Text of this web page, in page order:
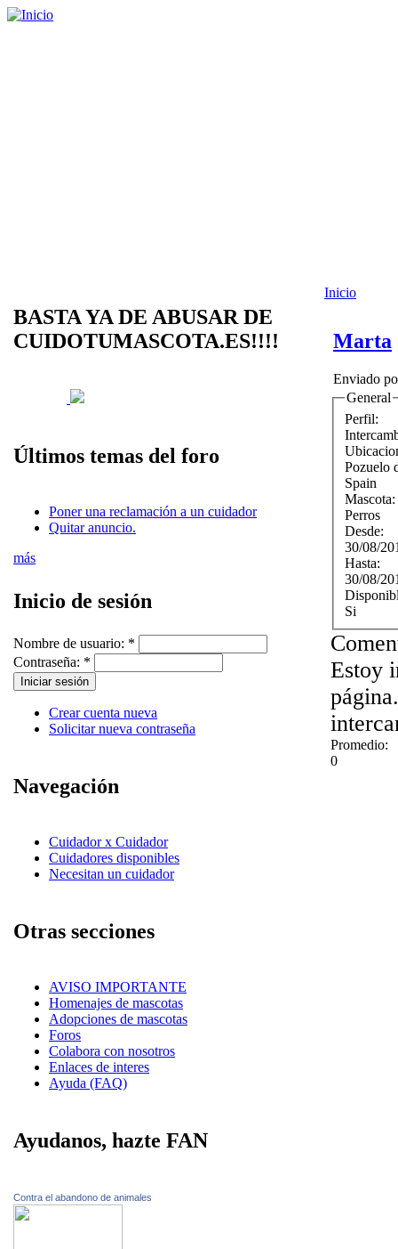
BASTA YA DE ABUSAR DE
CUIDOTUMASCOTA.ES!!!!
Últimos temas del foro
Poner una reclamación a un cuidador
Quitar anuncio.
más
Inicio de sesión
Nombre de usuario: *
Contraseña: *
Crear cuenta nueva
Solicitar nueva contraseña
Navegación
Cuidador x Cuidador
Cuidadores disponibles
Necesitan un cuidador
Otras secciones
AVISO IMPORTANTE
Homenajes de mascotas
Adopciones de mascotas
Foros
Colabora con nosotros
Enlaces de interes
Ayuda (FAQ)
Ayudanos, hazte FAN
Contra el abandono de animales
Inicio
Marta
Enviado
General
Perfil:
Pozuelo
Spain
Mascota:
Perros
Desde:
30/08/
Hasta:
30/08/
Si
Estoy
Promedio:
0